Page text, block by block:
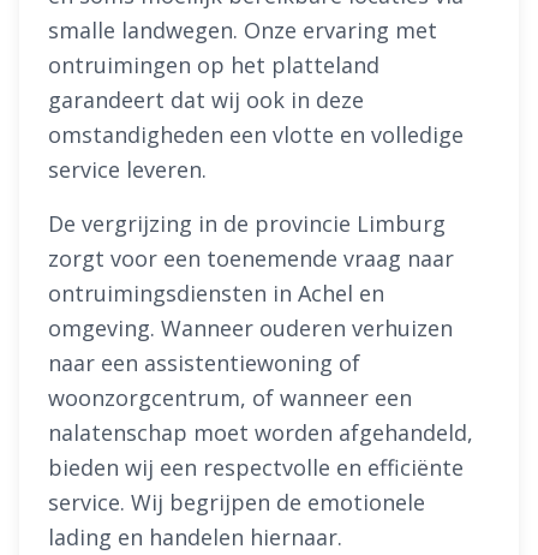
smalle landwegen. Onze ervaring met
ontruimingen op het platteland
garandeert dat wij ook in deze
omstandigheden een vlotte en volledige
service leveren.
De vergrijzing in de provincie Limburg
zorgt voor een toenemende vraag naar
ontruimingsdiensten in Achel en
omgeving. Wanneer ouderen verhuizen
naar een assistentiewoning of
woonzorgcentrum, of wanneer een
nalatenschap moet worden afgehandeld,
bieden wij een respectvolle en efficiënte
service. Wij begrijpen de emotionele
lading en handelen hiernaar.